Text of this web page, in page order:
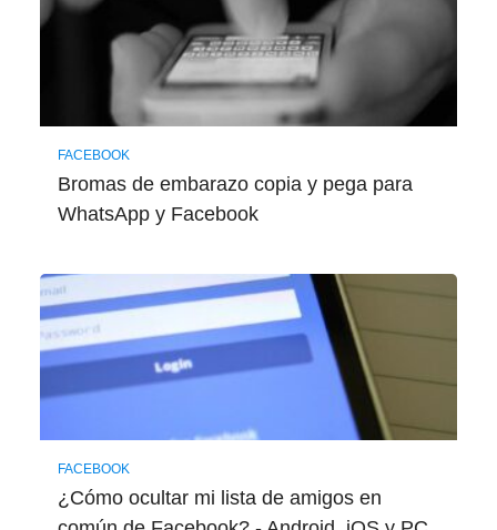
FACEBOOK
Bromas de embarazo copia y pega para
WhatsApp y Facebook
FACEBOOK
¿Cómo ocultar mi lista de amigos en